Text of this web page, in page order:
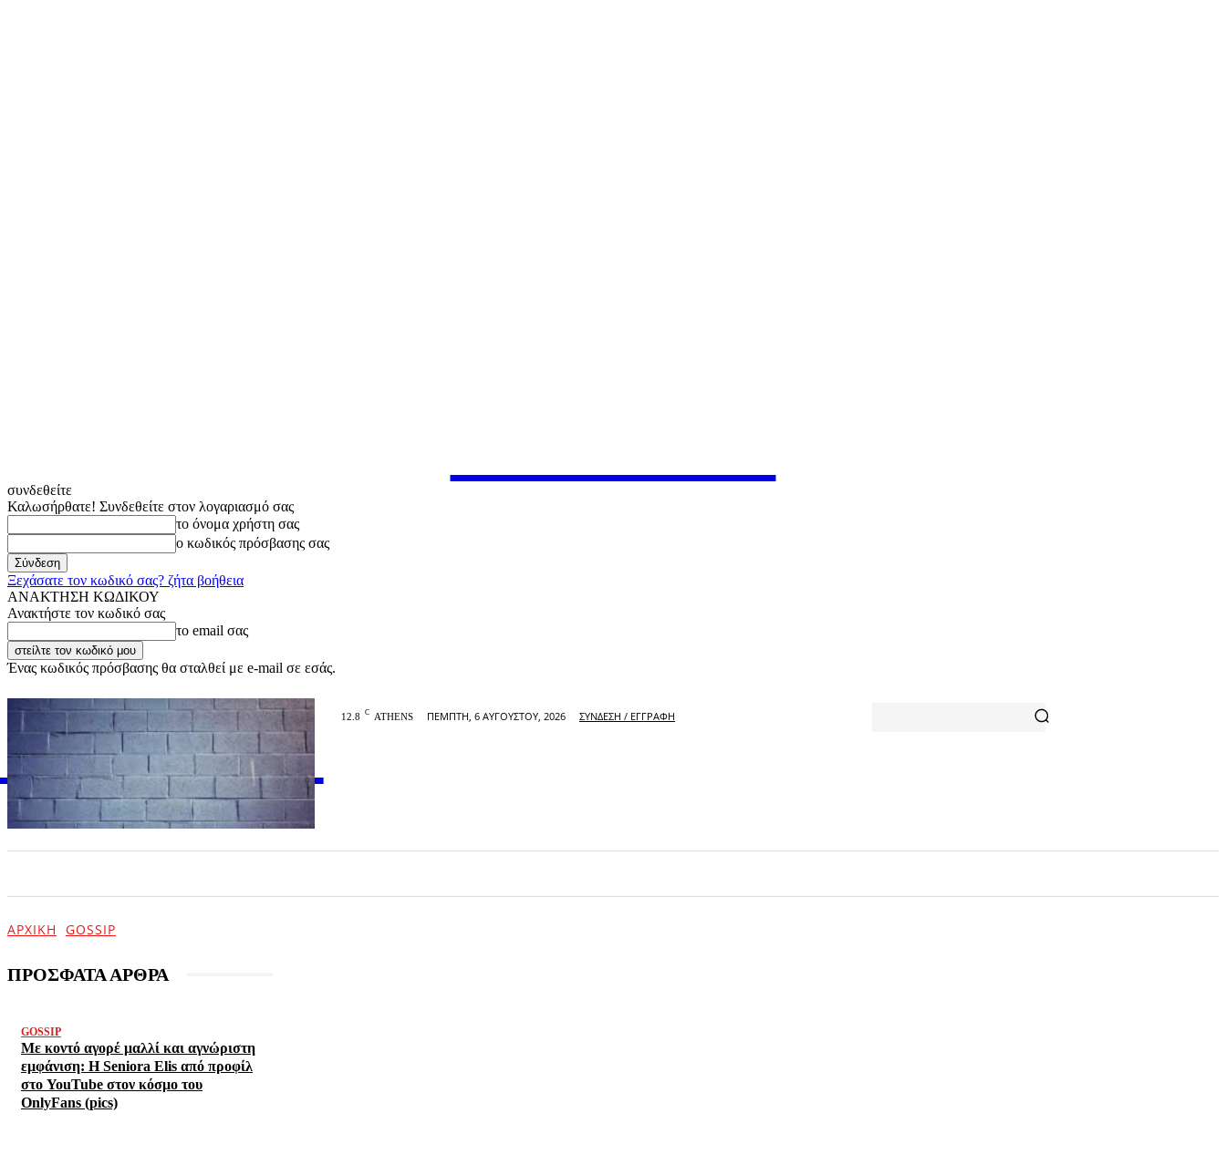
συνδεθείτε
Καλωσήρθατε! Συνδεθείτε στον λογαριασμό σας
το όνομα χρήστη σας
ο κωδικός πρόσβασης σας
Ξεχάσατε τον κωδικό σας? ζήτα βοήθεια
ΑΝΑΚΤΗΣΗ ΚΩΔΙΚΟΥ
Ανακτήστε τον κωδικό σας
το email σας
Ένας κωδικός πρόσβασης θα σταλθεί με e-mail σε εσάς.
OFFICIAL
12.8 C ATHENS ΠΈΜΠΤΗ, 6 ΑΥΓΟΎΣΤΟΥ, 2026 ΣΎΝΔΕΣΗ / ΕΓΓΡΑΦΉ
ΑΡΧΙΚΉ GOSSIP
ΠΡΟΣΦΑΤΑ ΑΡΘΡΑ
GOSSIP
Με κοντό αγορέ μαλλί και αγνώριστη
εμφάνιση: Η Seniora Elis από προφίλ
στο YouTube στον κόσμο του
OnlyFans (pics)